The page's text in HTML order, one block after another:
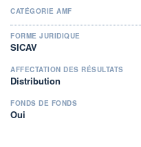
CATÉGORIE AMF
FORME JURIDIQUE
SICAV
AFFECTATION DES RÉSULTATS
Distribution
FONDS DE FONDS
Oui